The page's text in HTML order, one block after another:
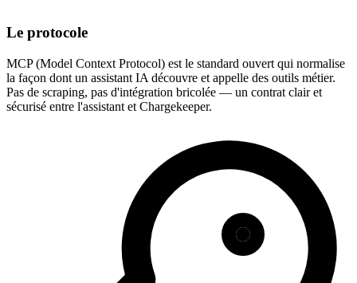
Le protocole
MCP (Model Context Protocol) est le standard ouvert qui normalise
la façon dont un assistant IA découvre et appelle des outils métier.
Pas de scraping, pas d'intégration bricolée — un contrat clair et
sécurisé entre l'assistant et Chargekeeper.